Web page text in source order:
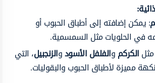
: يمكن إضافته إلى أطباق الحبوب أو
في الحلويات مثل السمسمية.
الكركموالفلفل الأسودوالزنجبيل، التي
مميزة لأطباق الحبوب والبقوليات.